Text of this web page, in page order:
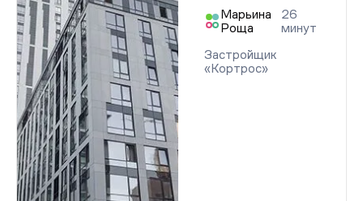
Марьина
Роща
26
минут
Застройщик
«Кортрос»